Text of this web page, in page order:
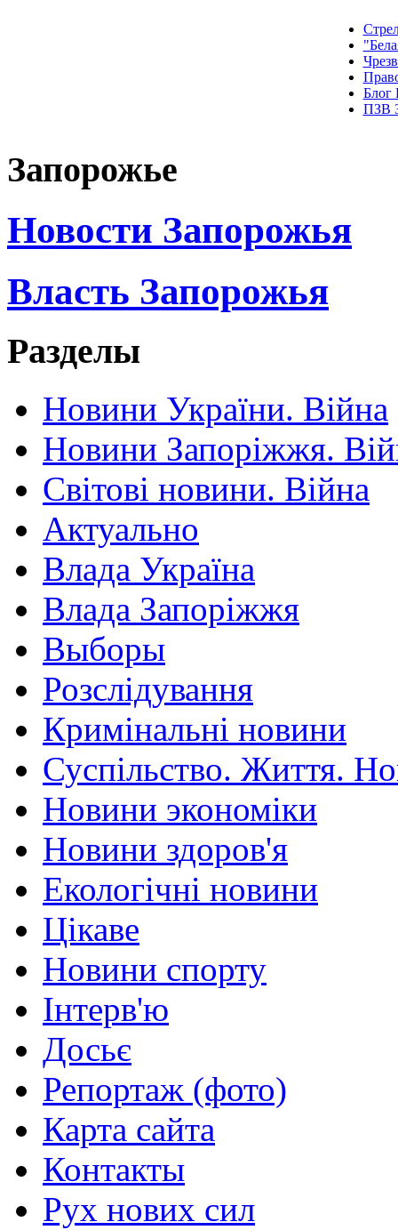
Блог
ПЗВ
Запорожье
Новости Запорожья
Власть Запорожья
Разделы
Новини України. Війна
Новини Запоріжжя.
Світові новини. Війна
Актуально
Влада Україна
Влада Запоріжжя
Выборы
Розслідування
Кримінальні новини
Суспільство. Життя.
Новини экономіки
Новини здоров'я
Екологічні новини
Цікаве
Новини спорту
Інтерв'ю
Досьє
Репортаж (фото)
Карта сайта
Контакты
Рух нових сил